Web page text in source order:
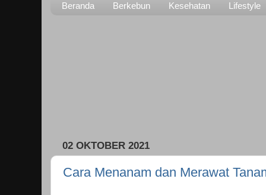
Beranda Berkebun Kesehatan Lifestyle
02 OKTOBER 2021
Cara Menanam dan Merawat